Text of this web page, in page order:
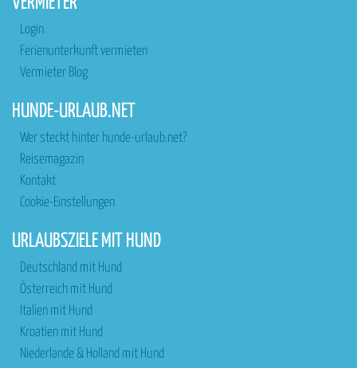
Login
Ferienunterkunft vermieten
Vermieter Blog
HUNDE-URLAUB.NET
Wer steckt hinter hunde-urlaub.net?
Reisemagazin
Kontakt
Cookie-Einstellungen
URLAUBSZIELE MIT HUND
Deutschland mit Hund
Österreich mit Hund
Italien mit Hund
Kroatien mit Hund
Niederlande & Holland mit Hund